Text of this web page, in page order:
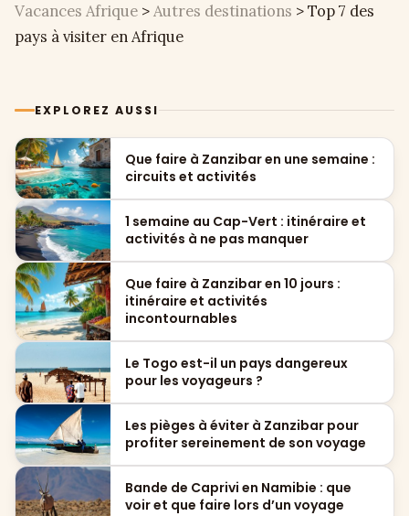
Vacances Afrique >Autres destinations >Top 7 des
pays à visiter en Afrique
EXPLOREZ AUSSI
Que faire à Zanzibar en une semaine :
circuits et activités
1 semaine au Cap-Vert : itinéraire et
activités à ne pas manquer
Que faire à Zanzibar en 10 jours :
itinéraire et activités
incontournables
Le Togo est-il un pays dangereux
pour les voyageurs ?
Les pièges à éviter à Zanzibar pour
profiter sereinement de son voyage
Bande de Caprivi en Namibie : que
voir et que faire lors d’un voyage